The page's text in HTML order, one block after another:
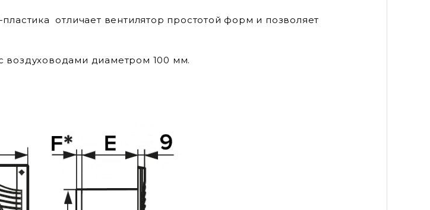
отличает вентилятор простотой форм и позволяет
воздуховодами диаметром 100 мм.